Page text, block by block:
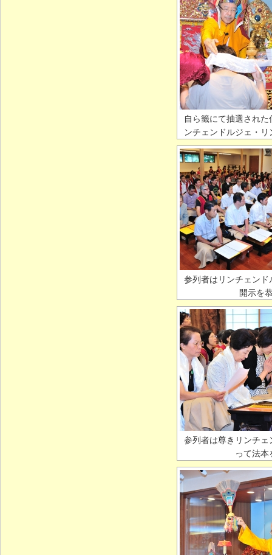
自ら籤にて抽選され
ンチェンドルジェ・
参列者はリンチェン
開示を
参列者は尊きリンチ
って法